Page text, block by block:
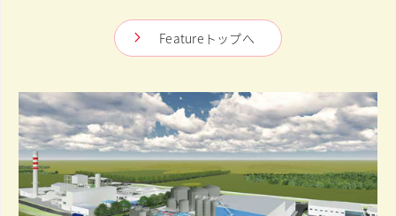
Featureトップへ